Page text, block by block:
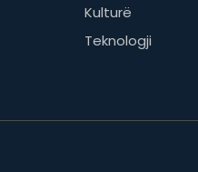
Kulturë
Teknologji